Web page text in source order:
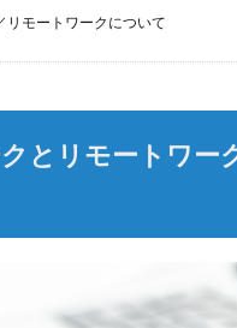
リモートワークについて
とリモートワー